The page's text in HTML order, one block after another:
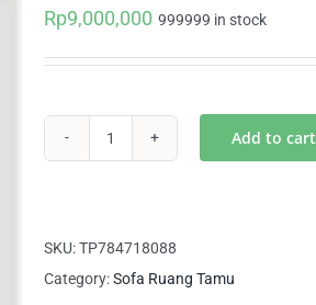
Rp9,000,000 999999 in stock
Seater
klikGolden-
Add to cart
SKU:TP784718088
Category:Sofa Ruang Tamu